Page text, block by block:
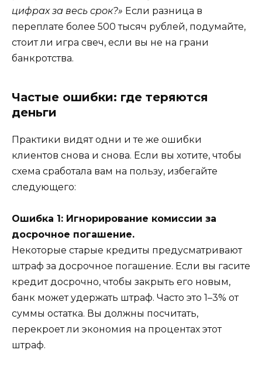
цифрах за весь срок?» Если разница в
переплате более 500 тысяч рублей, подумайте,
стоит ли игра свеч, если вы не на грани
банкротства.
Частые ошибки: где теряются
деньги
Практики видят одни и те же ошибки
клиентов снова и снова. Если вы хотите, чтобы
схема сработала вам на пользу, избегайте
следующего:
Ошибка 1: Игнорирование комиссии за
досрочное погашение.
Некоторые старые кредиты предусматривают
штраф за досрочное погашение. Если вы гасите
кредит досрочно, чтобы закрыть его новым,
банк может удержать штраф. Часто это 1–3% от
суммы остатка. Вы должны посчитать,
перекроет ли экономия на процентах этот
штраф.